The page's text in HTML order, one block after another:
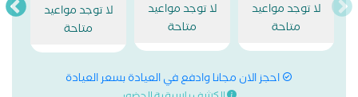
لا توجد مواعيد
متاحة
لا توجد مواعيد
متاحة
لا توجد مواعيد
متاحة
احجز الان مجانا وادفع في العيادة بسعر العيادة